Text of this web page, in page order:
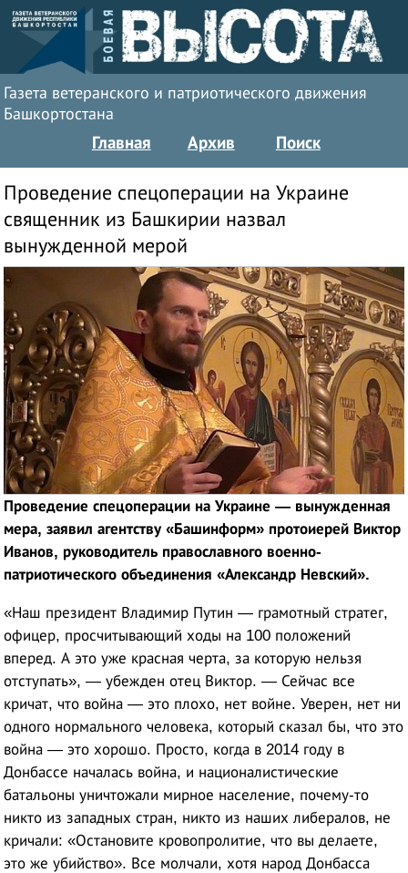
Газета ветеранского и патриотического движения
Башкортостана
Главная Архив Поиск
Проведение спецоперации на Украине
священник из Башкирии назвал
вынужденной мерой
Проведение спецоперации на Украине — вынужденная
мера, заявил агентству «Башинформ» протоиерей Виктор
Иванов, руководитель православного военно-
патриотического объединения «Александр Невский».
«Наш президент Владимир Путин — грамотный стратег,
офицер, просчитывающий ходы на 100 положений
вперед. А это уже красная черта, за которую нельзя
отступать», — убежден отец Виктор. — Сейчас все
кричат, что война — это плохо, нет войне. Уверен, нет ни
одного нормального человека, который сказал бы, что это
война — это хорошо. Просто, когда в 2014 году в
Донбассе началась война, и националистические
батальоны уничтожали мирное население, почему-то
никто из западных стран, никто из наших либералов, не
кричали: «Остановите кровопролитие, что вы делаете,
это же убийство». Все молчали, хотя народ Донбасса